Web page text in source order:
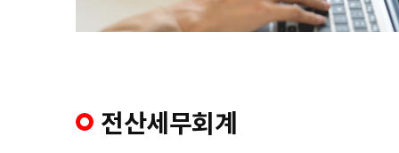
전산세무회계